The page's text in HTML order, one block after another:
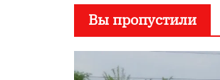
Вы пропустили